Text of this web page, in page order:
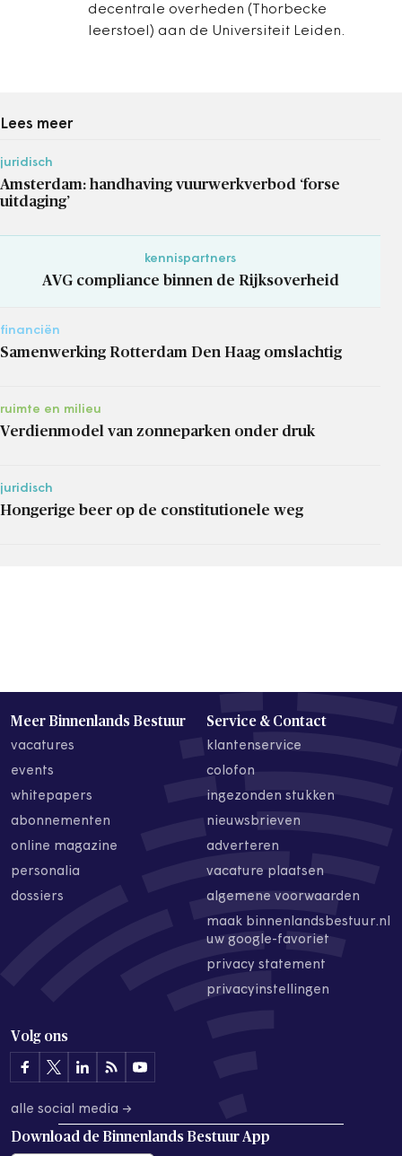
decentrale overheden (Thorbecke
leerstoel) aan de Universiteit Leiden.
Lees meer
juridisch
Amsterdam: handhaving vuurwerkverbod ‘forse
uitdaging’
kennispartners
AVG compliance binnen de Rijksoverheid
financiën
Samenwerking Rotterdam Den Haag omslachtig
ruimte en milieu
Verdienmodel van zonneparken onder druk
juridisch
Hongerige beer op de constitutionele weg
Meer Binnenlands Bestuur
vacatures
events
whitepapers
abonnementen
online magazine
personalia
dossiers
Service & Contact
klantenservice
colofon
ingezonden stukken
nieuwsbrieven
adverteren
vacature plaatsen
algemene voorwaarden
maak binnenlandsbestuur.nl
uw google-favoriet
privacy statement
privacyinstellingen
Volg ons
alle social media →
Download de Binnenlands Bestuur App